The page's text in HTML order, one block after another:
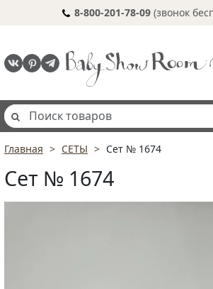
8-800-201-78-09 (звонок
Главная СЕТЫ Сет № 1674
Сет № 1674